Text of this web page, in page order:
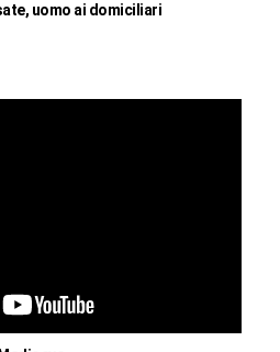
uomo ai domiciliari